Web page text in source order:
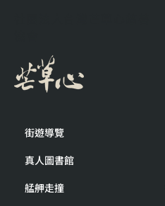
街遊導覽
真人圖書館
艋舺走撞